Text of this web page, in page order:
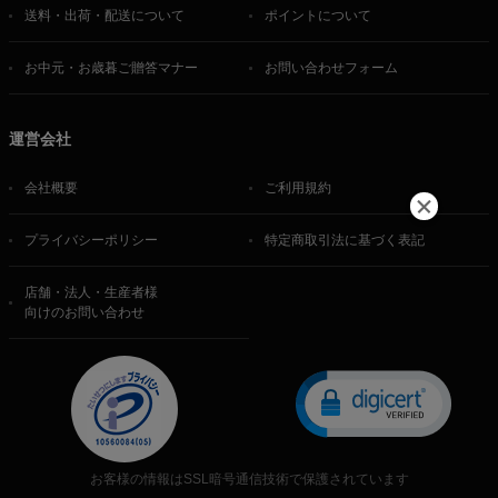
送料・出荷・配送について ポイントについて
お中元・お歳暮ご贈答マナー お問い合わせフォーム
運営会社
会社概要 ご利用規約
プライバシーポリシー 特定商取引法に基づく表記
店舗・法人・生産者様
向けのお問い合わせ
お客様の情報はSSL暗号通信技術で保護されています